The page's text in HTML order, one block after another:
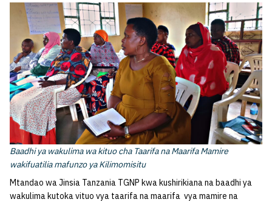
Baadhi ya wakulima wa kituo cha Taarifa na Maarifa Mamire
wakifuatilia mafunzo ya Kilimomisitu
Mtandao wa Jinsia Tanzania TGNP kwa kushirikiana na baadhi ya
wakulima kutoka vituo vya taarifa na maarifa vya mamire na